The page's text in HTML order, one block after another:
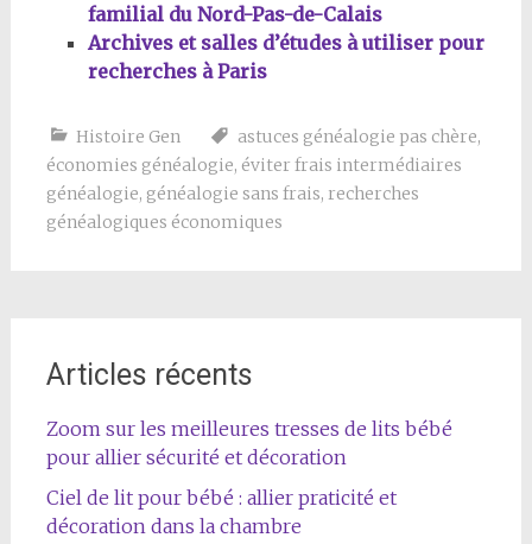
familial du Nord-Pas-de-Calais
Archives et salles d’études à utiliser pour
recherches à Paris
Histoire Gen astuces généalogie pas chère,
économies généalogie, éviter frais intermédiaires
généalogie, généalogie sans frais, recherches
généalogiques économiques
Articles récents
Zoom sur les meilleures tresses de lits bébé
pour allier sécurité et décoration
Ciel de lit pour bébé : allier praticité et
décoration dans la chambre